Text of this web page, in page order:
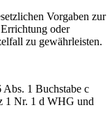
Vorgaben zur
oder
zu gewährleisten.
1 Buchstabe c
1 Nr. 1 d WHG und